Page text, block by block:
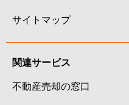
サイトマップ
関連サービス
不動産売却の窓口